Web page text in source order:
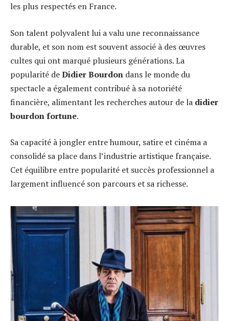
les plus respectés en France.
Son talent polyvalent lui a valu une reconnaissance
durable, et son nom est souvent associé à des œuvres
cultes qui ont marqué plusieurs générations. La
popularité deDidier Bourdon dans le monde du
spectacle a également contribué à sa notoriété
financière, alimentant les recherches autour de la didier
bourdon fortune.
Sa capacité à jongler entre humour, satire et cinéma a
consolidé sa place dans l’industrie artistique française.
Cet équilibre entre popularité et succès professionnel a
largement influencé son parcours et sa richesse.